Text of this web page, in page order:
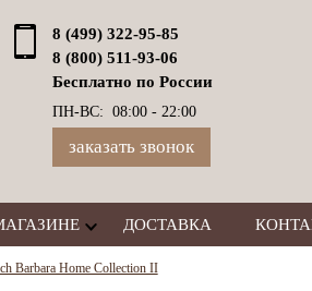
8 (499) 322-95-85
8 (800) 511-93-06
Бесплатно по России
ПН-ВС: 08:00 - 22:00
заказать звонок
ДОСТАВКА
Barbara Home Collection II